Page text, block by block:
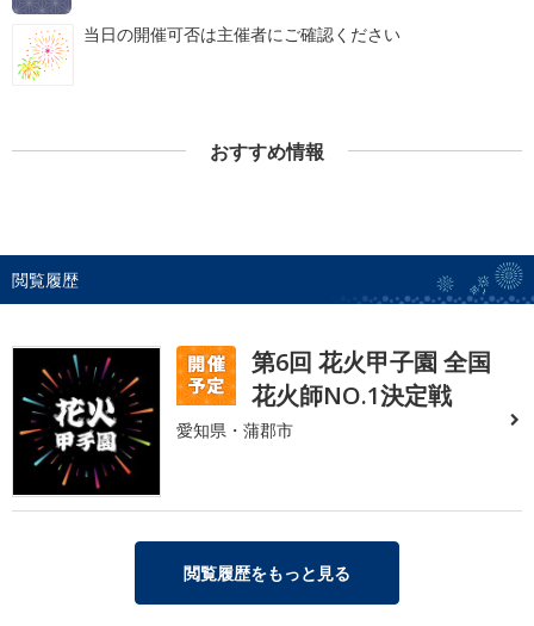
当日の開催可否は主催者にご確認ください
おすすめ情報
閲覧履歴
第6回 花火甲子園 全国
花火師NO.1決定戦
愛知県・蒲郡市
閲覧履歴をもっと見る